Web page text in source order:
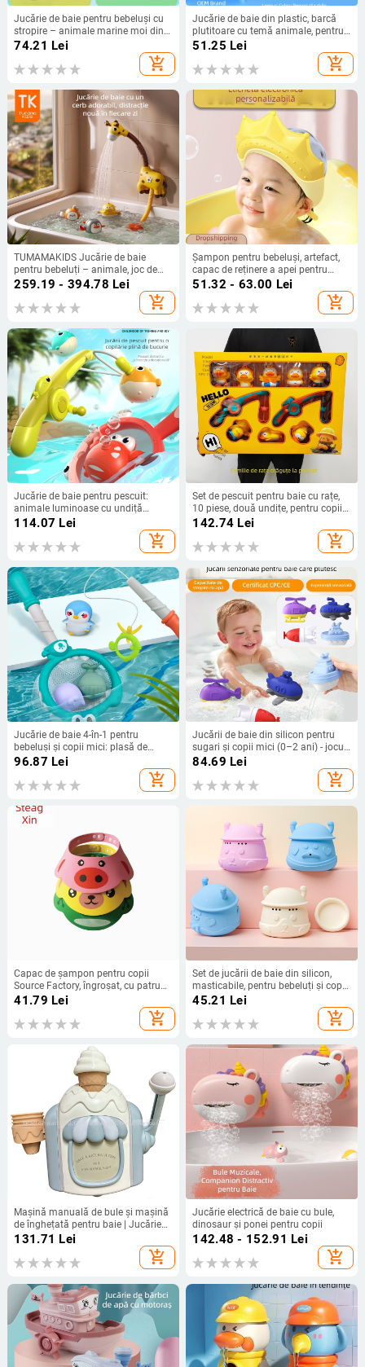
Jucărie de baie pentru bebeluși cu
stropire – animale marine moi din
PVC, pentru sugari 0–2 ani, baie și
74.21 Lei
add_shopping_cart
Jucărie de baie din plastic, barcă
plutitoare cu temă animale, pentru
sugari și copii între 0–2 ani
51.25 Lei
add_shopping_cart
TUMAMAKIDS Jucărie de baie
pentru bebeluți – animale, joc de
apă și duș (0-2 ani)
259.19 - 394.78 Lei
add_shopping_cart
Șampon pentru bebeluși, artefact,
capac de reținere a apei pentru
copii, cască de duș pentru baie
impermeabilă pentru urechi, capac
pentru copii
51.32 - 63.00 Lei
add_shopping_cart
Jucărie de baie pentru pescuit:
animale luminoase cu undiță
magnetică – plastic, pentru copii
114.07 Lei
add_shopping_cart
Set de pescuit pentru baie cu rațe,
10 piese, două undițe, pentru copii
3–6 ani, cutie cu fereastră
142.74 Lei
add_shopping_cart
Jucărie de baie 4-în-1 pentru
bebeluși și copii mici: plasă de
pescuit, joc de aruncare cu apă și
distracție cu apă în cadă (material:
plastic; potrivit pentru bebeluși și
96.87 Lei
add_shopping_cart
Jucării de baie din silicon pentru
sugari și copii mici (0–2 ani) - jocuri
de apă, jucării de baie, jucării pentru
84.69 Lei
add_shopping_cart
Capac de șampon pentru copii
Source Factory, îngroșat, cu patru
capace de duș reglabile pentru
bebeluși, articole pentru bebeluși
41.79 Lei
add_shopping_cart
Set de jucării de baie din silicon,
masticabile, pentru bebeluți și copii
mici – jocuri cu apă pentru
dezvoltarea coordonării mână-ochi
45.21 Lei
add_shopping_cart
Mașină manuală de bule și mașină
de înghețată pentru baie | Jucărie
din plastic, pentru copii 3–6 ani,
131.71 Lei
add_shopping_cart
Jucărie electrică de baie cu bule,
dinosaur și ponei pentru copii
142.48 - 152.91 Lei
add_shopping_cart